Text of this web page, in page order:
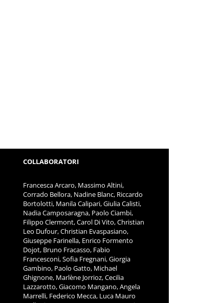
COLLABORATORI
Francesca Arcaro, Massimo Altini,
Corrado Bellora, Nadine Blanc, Riccardo
Bortolotti, Manila Calipari, Giulia Calisti,
Nadia Camposaragna, Paolo Ciambi,
Filippo Clermont, Carol Di Vito, Christian
Leo Dufour, Christian Evaspasiano,
Giuseppe Farinella, Enrico Formento
Dojot, Bruno Fracasso, Fabio
Francesconi, Sofia Fregnani, Giorgia
Gambino, Paolo Gatto, Michael
Ghignone, Marlène Jorrioz, Cecilia
Lazzarotto, Giacomo Mangano, Angela
Marrelli, Federico Mecca, Luca Mauro